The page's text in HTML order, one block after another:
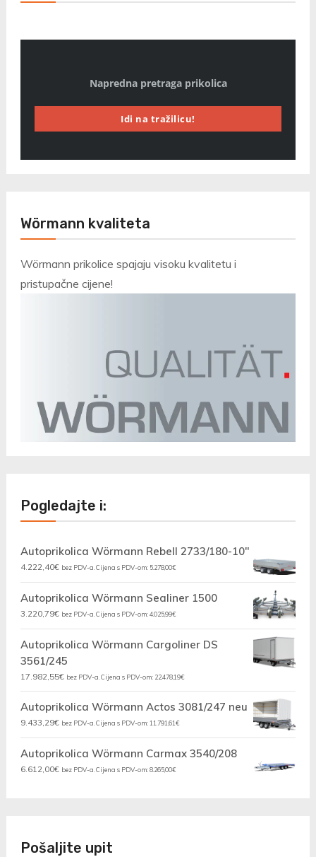
Napredna pretraga prikolica
Idi na tražilicu!
Wörmann kvaliteta
Wörmann prikolice spajaju visoku kvalitetu i
pristupačne cijene!
Pogledajte i:
Autoprikolica Wörmann Rebell 2733/180-10"
4.222,40€ bez PDV-a. Cijena s PDV-om: 5.278,00€
Autoprikolica Wörmann Sealiner 1500
3.220,79€ bez PDV-a. Cijena s PDV-om:4.025,99€
Autoprikolica Wörmann Cargoliner DS
3561/245
17.982,55€ bez PDV-a. Cijena s PDV-om: 22.478,19€
Autoprikolica Wörmann Actos 3081/247 neu
9.433,29€ bez PDV-a. Cijena s PDV-om: 11.791,61€
Autoprikolica Wörmann Carmax 3540/208
6.612,00€ bez PDV-a. Cijena s PDV-om:8.265,00€
Pošaljite upit